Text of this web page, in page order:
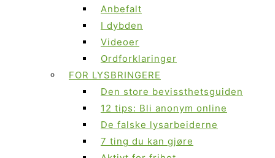
Anbefalt
I dybden
Videoer
Ordforklaringer
FOR LYSBRINGERE
Den store bevissthetsguiden
12 tips: Bli anonym online
De falske lysarbeiderne
7 ting du kan gjøre